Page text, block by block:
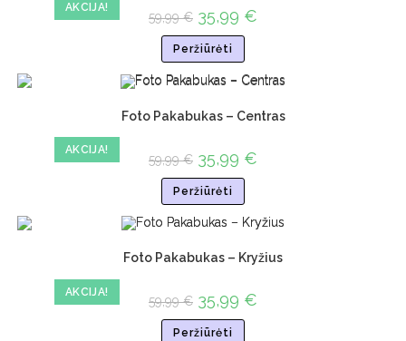
AKCIJA!
59,99€ 35,99 €
Peržiūrėti
AKCIJA!
Foto Pakabukas – Centras
59,99€ 35,99 €
Peržiūrėti
AKCIJA!
Foto Pakabukas – Kryžius
59,99€ 35,99 €
Peržiūrėti